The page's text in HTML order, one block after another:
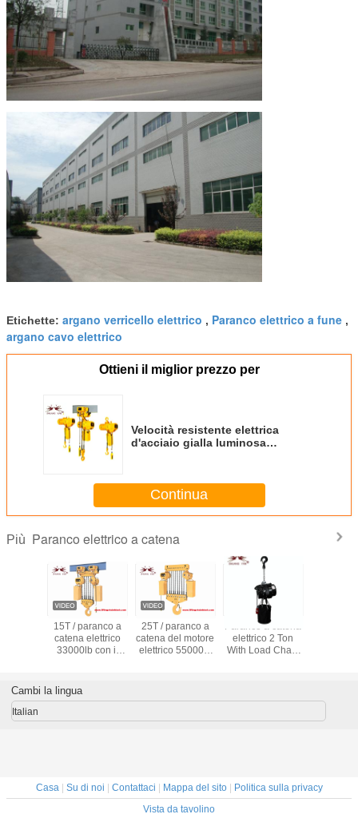
Etichette: argano verricello elettrico , Paranco elettrico a fune ,
argano cavo elettrico
Ottieni il miglior prezzo per
Velocità resistente elettrica
d'acciaio gialla luminosa
Continua
Più Paranco elettrico a catena
15T / paranco a
catena elettrico
33000lb con il
25T / paranco a
catena del motore
elettrico 55000lb
Paranco a catena
elettrico 2 Ton
With Load Chain
Cambi la lingua
Italian
Casa | Su di noi | Contattaci | Mappa del sito| Politica sulla privacy
Vista da tavolino